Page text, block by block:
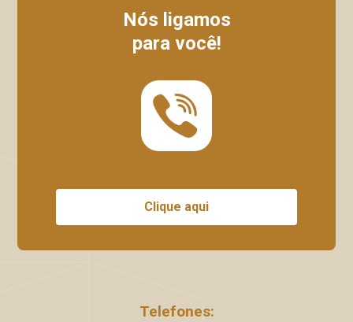
Nós ligamos
para você!
Clique aqui
Telefones: